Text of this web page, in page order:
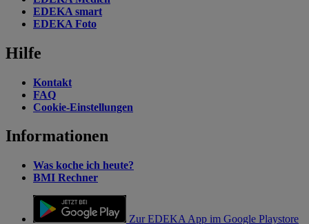
EDEKA smart
EDEKA Foto
Hilfe
Kontakt
FAQ
Cookie-Einstellungen
Informationen
Was koche ich heute?
BMI Rechner
Zur EDEKA App im Google Playstore